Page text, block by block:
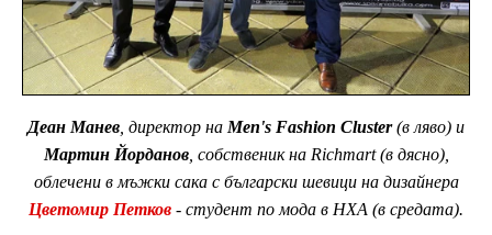
Деан Манев , директор на Men's Fashion Cluster(в ляво) и
Мартин Йорданов, собственик на Richmart (в дясно),
облечени в мъжки сака с български шевици на дизайнера
Цветомир Петков - студент по мода в НХА (в средата).